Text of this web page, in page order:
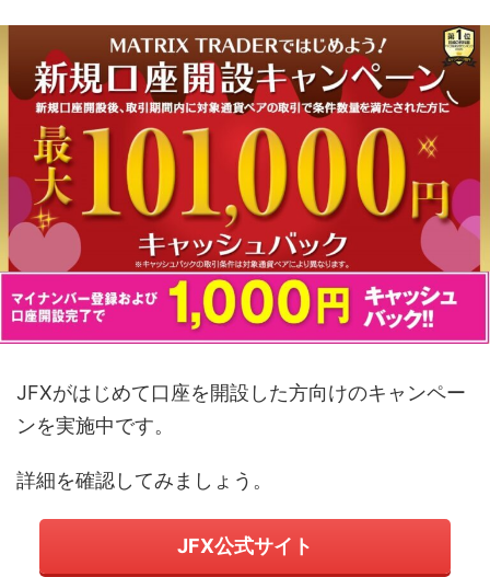
JFXがはじめて口座を開設した方向けのキャンペー
ンを実施中です。
詳細を確認してみましょう。
JFX公式サイト